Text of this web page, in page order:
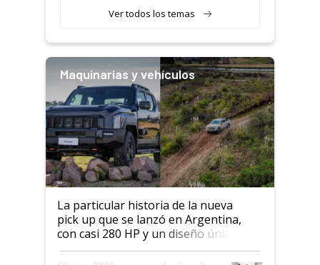
Ver todos los temas
Maquinarias y vehículos
La particular historia de la nueva
pick up que se lanzó en Argentina,
con casi 280 HP y un diseño único: a
cuánto se vende